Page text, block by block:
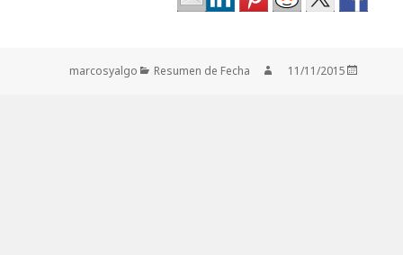
Publicado
11/11/2015
Autor
marcosyalgo
Categorías Resumen de Fecha